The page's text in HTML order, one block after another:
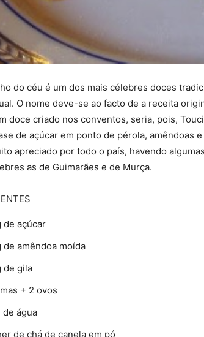
do céu é um dos mais célebres doces
O nome deve-se ao facto de a receita
doce criado nos conventos, seria, pois,
de açúcar em ponto de pérola, amêndoas
apreciado por todo o país, havendo
as de Guimarães e de Murça.
de açúcar
de amêndoa moída
de gila
+ 2 ovos
de água
de chá de canela em pó